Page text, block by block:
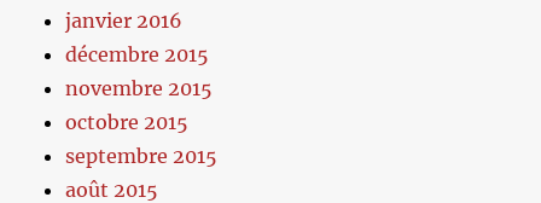
janvier 2016
décembre 2015
novembre 2015
octobre 2015
septembre 2015
août 2015